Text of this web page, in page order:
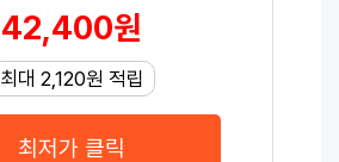
42,400원
최대 2,120원 적립
최저가 클릭